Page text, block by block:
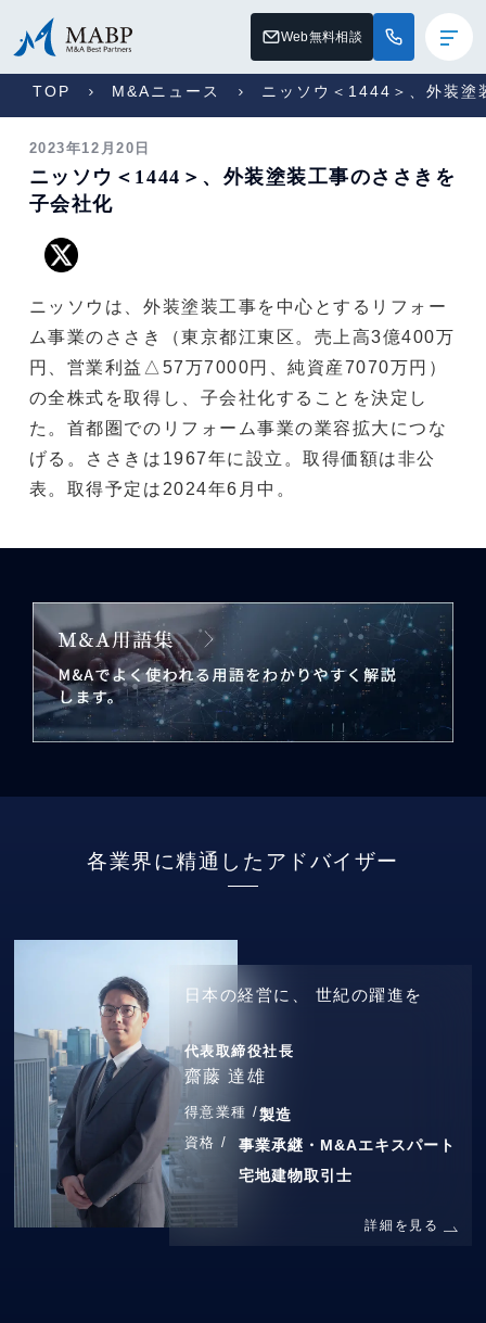
Web無料相談
TOP M&Aニュース ニッソウ＜1444＞、外装塗
2023年12月20日
ニッソウ＜1444＞、外装塗装工事のささきを
子会社化
ニッソウは、外装塗装工事を中心とするリフォー
ム事業のささき（東京都江東区。売上高3億400万
円、営業利益△57万7000円、純資産7070万円）
の全株式を取得し、子会社化することを決定し
た。首都圏でのリフォーム事業の業容拡大につな
げる。ささきは1967年に設立。取得価額は非公
表。取得予定は2024年6月中。
各業界に精通したアドバイザー
日本の経営に、 世紀の躍進を
代表取締役社長
齋藤 達雄
得意業種 /製造
資格 /
事業承継・M&Aエキスパート
宅地建物取引士
詳細を見る